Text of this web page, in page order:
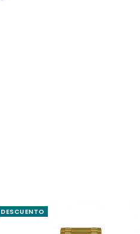
DESCUENTO